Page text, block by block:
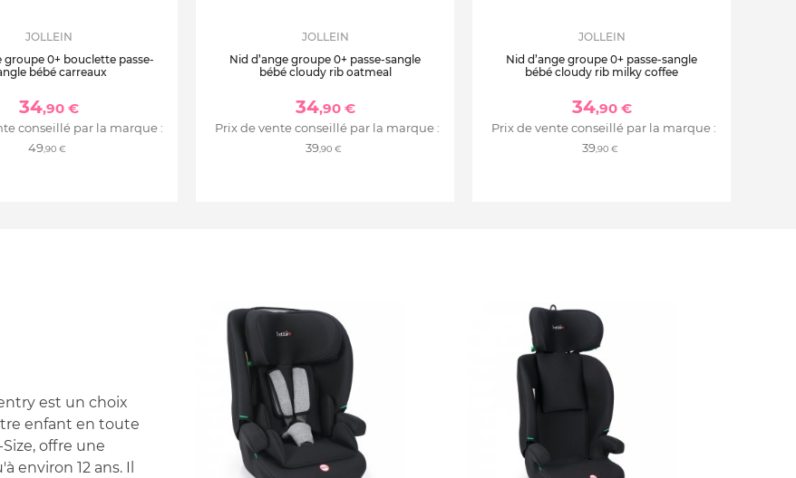
JOLLEIN
groupe 0+ bouclette passe-
bébé carreaux
34,90 €
conseillé par la marque :
49,90 €
JOLLEIN
Nid d’ange groupe 0+ passe-sangle
bébé cloudy rib oatmeal
34,90 €
Prix de vente conseillé par la marque :
39,90 €
JOLLEIN
Nid d’ange groupe 0+ passe-sangle
bébé cloudy rib milky coffee
34,90 €
Prix de vente conseillé par la marque :
39,90 €
est un choix
enfant en toute
offre une
environ 12 ans. Il